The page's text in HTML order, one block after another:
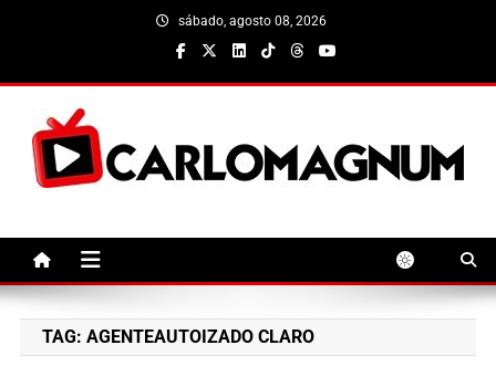
sábado, agosto 08, 2026
TAG: AGENTEAUTOIZADO CLARO